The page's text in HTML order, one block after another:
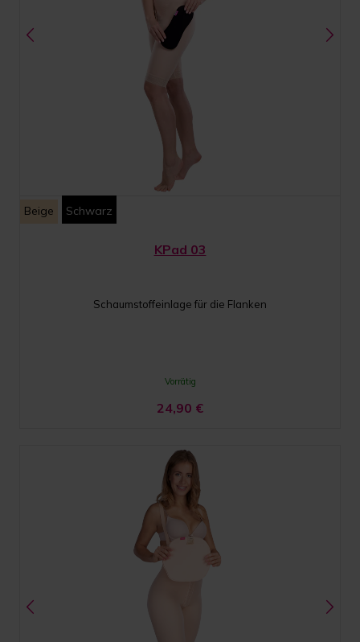
Beige Schwarz
KPad 03
Schaumstoffeinlage für die Flanken
Vorrätig
24,90 €